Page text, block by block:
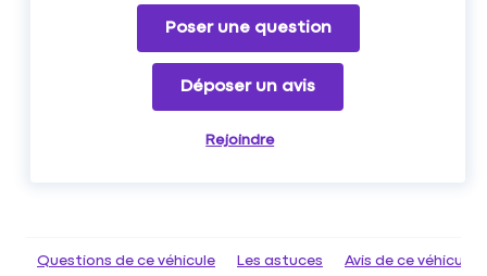
Poser une question
Déposer un avis
Rejoindre
Questions de ce véhicule Les astuces Avis de ce véhicule